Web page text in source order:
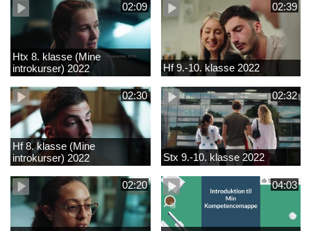
02:09
Htx 8. klasse (Mine
introkurser) 2022
02:39
Hf 9.-10. klasse 2022
02:30
Hf 8. klasse (Mine
introkurser) 2022
02:32
Stx 9.-10. klasse 2022
02:20 04:03